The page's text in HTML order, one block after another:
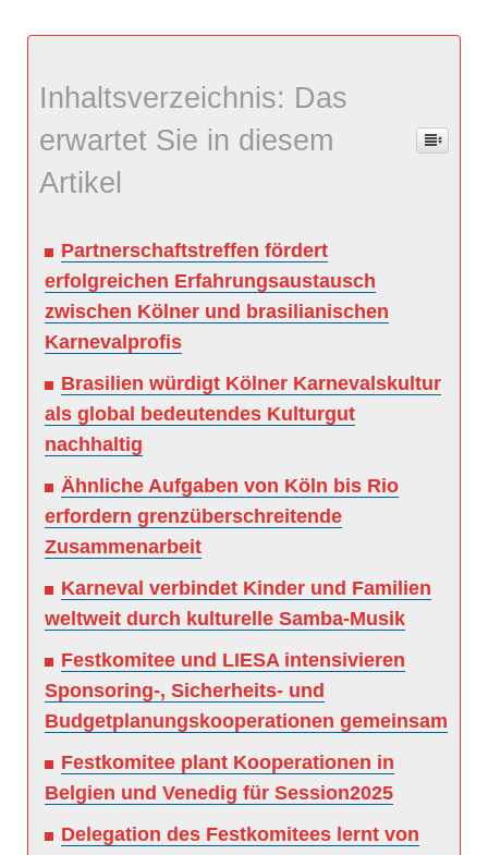
Inhaltsverzeichnis: Das
erwartet Sie in diesem
Artikel
Partnerschaftstreffen fördert
erfolgreichen Erfahrungsaustausch
zwischen Kölner und brasilianischen
Karnevalprofis
Brasilien würdigt Kölner Karnevalskultur
als global bedeutendes Kulturgut
nachhaltig
Ähnliche Aufgaben von Köln bis Rio
erfordern grenzüberschreitende
Zusammenarbeit
Karneval verbindet Kinder und Familien
weltweit durch kulturelle Samba-Musik
Festkomitee und LIESA intensivieren
Sponsoring-, Sicherheits- und
Budgetplanungskooperationen gemeinsam
Festkomitee plant Kooperationen in
Belgien und Venedig für Session2025
Delegation des Festkomitees lernt von